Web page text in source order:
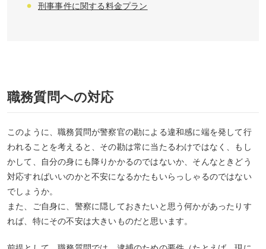
刑事事件に関する料金プラン
職務質問への対応
このように、職務質問が警察官の勘による違和感に端を発して行
われることを考えると、その勘は常に当たるわけではなく、もし
かして、自分の身にも降りかかるのではないか、そんなときどう
対応すればいいのかと不安になるかたもいらっしゃるのではない
でしょうか。
また、ご自身に、警察に隠しておきたいと思う何かがあったりす
れば、特にその不安は大きいものだと思います。